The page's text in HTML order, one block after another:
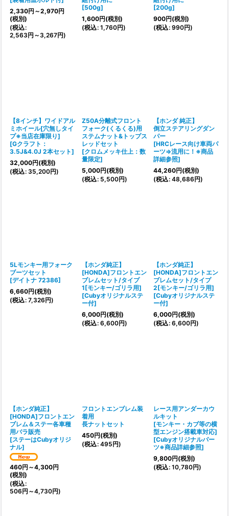
2,330円 ～2,970円
(税別)
(税込:
2,563円 ～3,267円)
[500g]
1,600円(税別)
(税込: 1,760円)
[200g]
900円(税別)
(税込: 990円)
【8インチ】ワイドアル
ミホイール[穴無しタイ
プ※当店在庫限り]
[Gクラフト：
3.5J&4.0J 2本セット]
32,000円(税別)
(税込: 35,200円)
Z50A分離式フロント
フォーク(くるくる)用
ステムナット&トップス
レッドセット
[クロムメッキ仕上：数
量限定]
5,000円(税別)
(税込: 5,500円)
【ホンダ 純正】
倒立ステアリングダン
パー
[HRCレース向け車両パ
ーツ⇒流用に！※商品
詳細参照]
44,260円(税別)
(税込: 48,686円)
5Lモンキー用フォーク
ブーツセット
[デイトナ 72386]
6,660円(税別)
(税込: 7,326円)
【ホンダ純正】
[HONDA]フロントエン
ブレムセット/タイプ
1[モンキー/ゴリラ用]
[Cubyオリジナルステ
ー付]
6,000円(税別)
(税込: 6,600円)
【ホンダ純正】
[HONDA]フロントエン
ブレムセット/タイプ
2[モンキー/ゴリラ用]
[Cubyオリジナルステ
ー付]
6,000円(税別)
(税込: 6,600円)
【ホンダ純正】
[HONDA]フロントエン
ブレム＆ステー各車種
用バラ販売
[ステーはCubyオリジ
ナル]
460円 ～4,300円
(税別)
(税込:
506円 ～4,730円)
フロントエンブレム装
着用
長ナットセット
450円(税別)
(税込: 495円)
レース用アンダーカウ
ルキット
[モンキー・カブ等の横
型エンジン搭載車対応]
[Cubyオリジナルパー
ツ※商品詳細参照]
9,800円(税別)
(税込: 10,780円)